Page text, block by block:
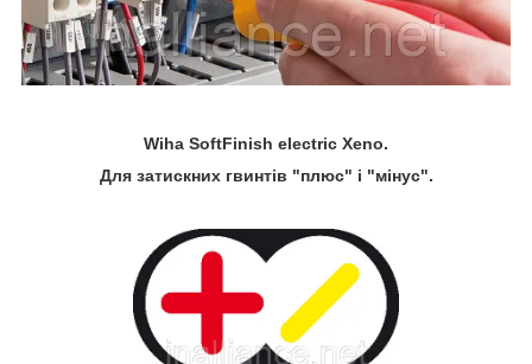
Wiha SoftFinish electric Xeno.
Для затискних гвинтів "плюс" і "мінус".